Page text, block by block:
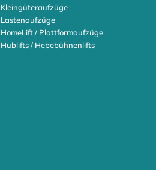
Kleingüteraufzüge
Lastenaufzüge
HomeLift / Plattformaufzüge
Hublifts / Hebebühnenlifts